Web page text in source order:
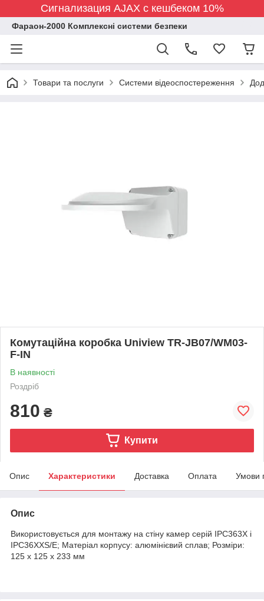
Сигнализация AJAX с кешбеком 10%
Фараон-2000 Комплексні системи безпеки
Товари та послуги Системи відеоспостереження
Комутаційна коробка Uniview TR-JB07/WM03-
F-IN
В наявності
Роздріб
810 ₴
Купити
Опис Характеристики Доставка Оплата Умови
Опис
Використовується для монтажу на стіну камер серій IPC363X і
IPC36XXS/E; Матеріал корпусу: алюмінієвий сплав; Розміри:
125 x 125 x 233 мм